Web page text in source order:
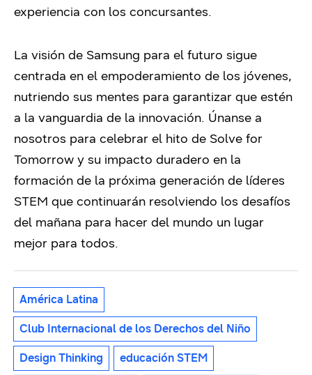
experiencia con los concursantes.
La visión de Samsung para el futuro sigue
centrada en el empoderamiento de los jóvenes,
nutriendo sus mentes para garantizar que estén
a la vanguardia de la innovación. Únanse a
nosotros para celebrar el hito de Solve for
Tomorrow y su impacto duradero en la
formación de la próxima generación de líderes
STEM que continuarán resolviendo los desafíos
del mañana para hacer del mundo un lugar
mejor para todos.
América Latina
Club Internacional de los Derechos del Niño
Design Thinking educación STEM